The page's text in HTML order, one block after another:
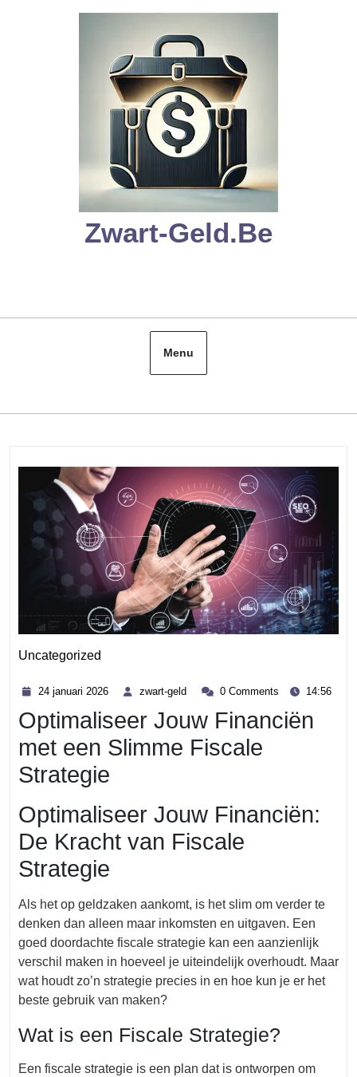
Zwart-Geld.be
Menu
Uncategorized
24 januari 2026
2026
zwart-geld
zwart- 0 Comments 14:56
Optimaliseer Jouw Financiën
met een Slimme Fiscale
Strategie
Optimaliseer Jouw Financiën:
De Kracht van Fiscale
Strategie
Als het op geldzaken aankomt, is het slim om verder te
denken dan alleen maar inkomsten en uitgaven. Een
goed doordachte fiscale strategie kan een aanzienlijk
verschil maken in hoeveel je uiteindelijk overhoudt. Maar
wat houdt zo’n strategie precies in en hoe kun je er het
beste gebruik van maken?
Wat is een Fiscale Strategie?
Een fiscale strategie is een plan dat is ontworpen om